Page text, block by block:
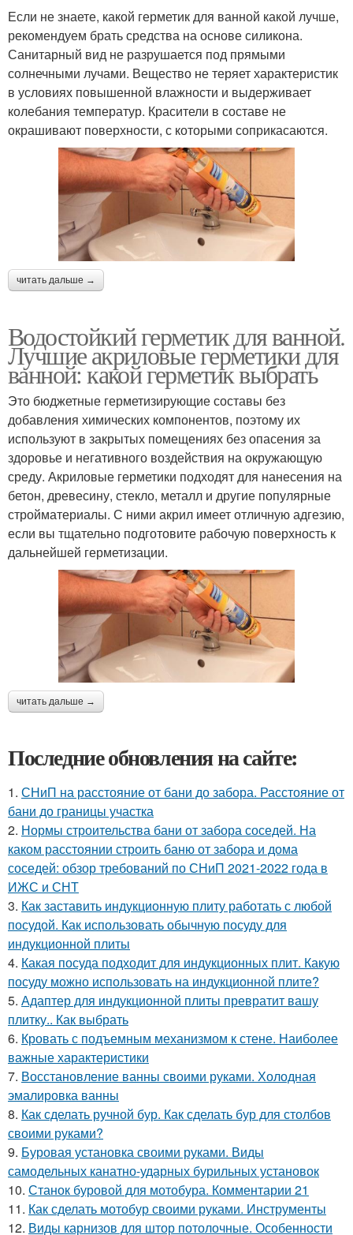
Если не знаете, какой герметик для ванной какой лучше,
рекомендуем брать средства на основе силикона.
Санитарный вид не разрушается под прямыми
солнечными лучами. Вещество не теряет характеристик
в условиях повышенной влажности и выдерживает
колебания температур. Красители в составе не
окрашивают поверхности, с которыми соприкасаются.
читать дальше →
Водостойкий герметик для ванной.
Лучшие акриловые герметики для
ванной: какой герметик выбрать
Это бюджетные герметизирующие составы без
добавления химических компонентов, поэтому их
используют в закрытых помещениях без опасения за
здоровье и негативного воздействия на окружающую
среду. Акриловые герметики подходят для нанесения на
бетон, древесину, стекло, металл и другие популярные
стройматериалы. С ними акрил имеет отличную адгезию,
если вы тщательно подготовите рабочую поверхность к
дальнейшей герметизации.
читать дальше →
Последние обновления на сайте:
1. СНиП на расстояние от бани до забора. Расстояние от
бани до границы участка
2. Нормы строительства бани от забора соседей. На
каком расстоянии строить баню от забора и дома
соседей: обзор требований по СНиП 2021-2022 года в
ИЖС и СНТ
3. Как заставить индукционную плиту работать с любой
посудой. Как использовать обычную посуду для
индукционной плиты
4. Какая посуда подходит для индукционных плит. Какую
посуду можно использовать на индукционной плите?
5. Адаптер для индукционной плиты превратит вашу
плитку.. Как выбрать
6. Кровать с подъемным механизмом к стене. Наиболее
важные характеристики
7. Восстановление ванны своими руками. Холодная
эмалировка ванны
8. Как сделать ручной бур. Как сделать бур для столбов
своими руками?
9. Буровая установка своими руками. Виды
самодельных канатно-ударных бурильных установок
10. Станок буровой для мотобура. Комментарии 21
11. Как сделать мотобур своими руками. Инструменты
12. Виды карнизов для штор потолочные. Особенности